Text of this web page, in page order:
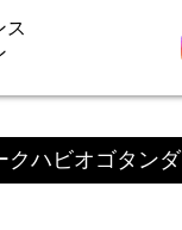
ス
クハビオゴタン